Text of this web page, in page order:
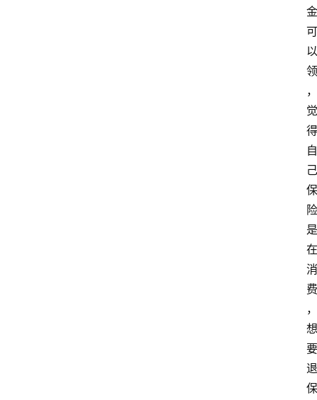
金
可
以
领
，
觉
得
自
己
保
险
是
在
消
费
，
想
要
退
保